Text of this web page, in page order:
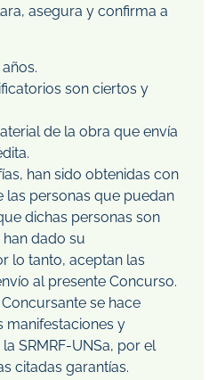
asegura y confirma a
son ciertos y
de la obra que envía
han sido obtenidas con
las personas que puedan
dichas personas son
dado su
lo tanto, aceptan las
al presente Concurso.
se hace
manifestaciones y
SRMRF-UNSa, por el
citadas garantías.